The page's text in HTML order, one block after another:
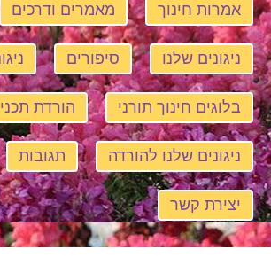
אמרות חינוך מאמרים ודרכים
ניגונים שלנו סיפורים
בלוגים חינוך תורני הורדת
ניגונים שלנו להורדה תגובות
יצירת קשר